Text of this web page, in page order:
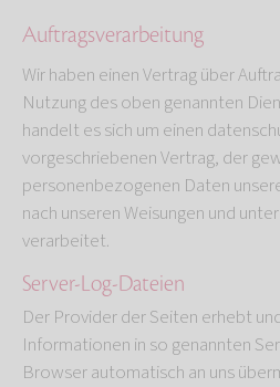
Auftragsverarbeitung
Wir haben einen Vertrag über
Nutzung des oben genannten
handelt es sich um einen
vorgeschriebenen Vertrag, der
personenbezogenen Daten
nach unseren Weisungen und
verarbeitet.
Server-Log-Dateien
Der Provider der Seiten erhebt
Informationen in so genannten
Browser automatisch an uns